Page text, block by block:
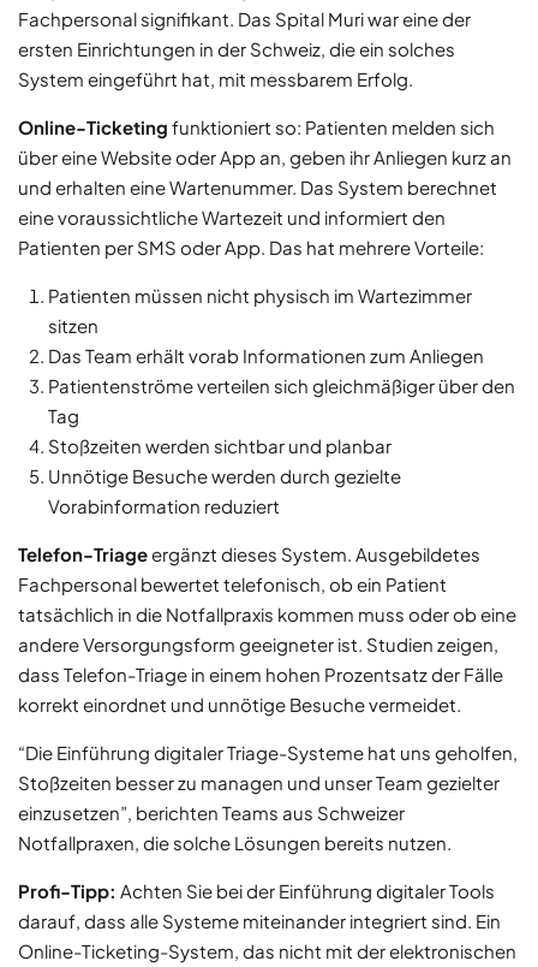
Fachpersonal signifikant. Das Spital Muri war eine der
ersten Einrichtungen in der Schweiz, die ein solches
System eingeführt hat, mit messbarem Erfolg.
Online-Ticketing funktioniert so: Patienten melden sich
über eine Website oder App an, geben ihr Anliegen kurz an
und erhalten eine Wartenummer. Das System berechnet
eine voraussichtliche Wartezeit und informiert den
Patienten per SMS oder App. Das hat mehrere Vorteile:
Patienten müssen nicht physisch im Wartezimmer
sitzen
Das Team erhält vorab Informationen zum Anliegen
Patientenströme verteilen sich gleichmäßiger über den
Tag
Stoßzeiten werden sichtbar und planbar
Unnötige Besuche werden durch gezielte
Vorabinformation reduziert
Telefon-Triageergänzt dieses System. Ausgebildetes
Fachpersonal bewertet telefonisch, ob ein Patient
tatsächlich in die Notfallpraxis kommen muss oder ob eine
andere Versorgungsform geeigneter ist. Studien zeigen,
dass Telefon-Triage in einem hohen Prozentsatz der Fälle
korrekt einordnet und unnötige Besuche vermeidet.
“Die Einführung digitaler Triage-Systeme hat uns geholfen,
Stoßzeiten besser zu managen und unser Team gezielter
einzusetzen”, berichten Teams aus Schweizer
Notfallpraxen, die solche Lösungen bereits nutzen.
Profi-Tipp: Achten Sie bei der Einführung digitaler Tools
darauf, dass alle Systeme miteinander integriert sind. Ein
Online-Ticketing-System, das nicht mit der elektronischen